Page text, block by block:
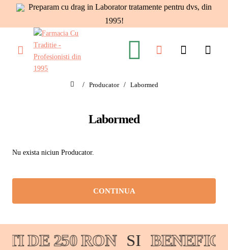
Preparam cu drag in Laborator tratamente pentru dvs, din
1995!
Labormed
Producator Labormed
Nu exista niciun Producator.
CONTINUA
DE 250 RON SI